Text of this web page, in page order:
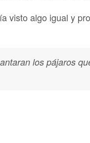
visto algo igual y
los pájaros